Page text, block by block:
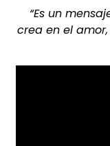
“Es un
crea en el